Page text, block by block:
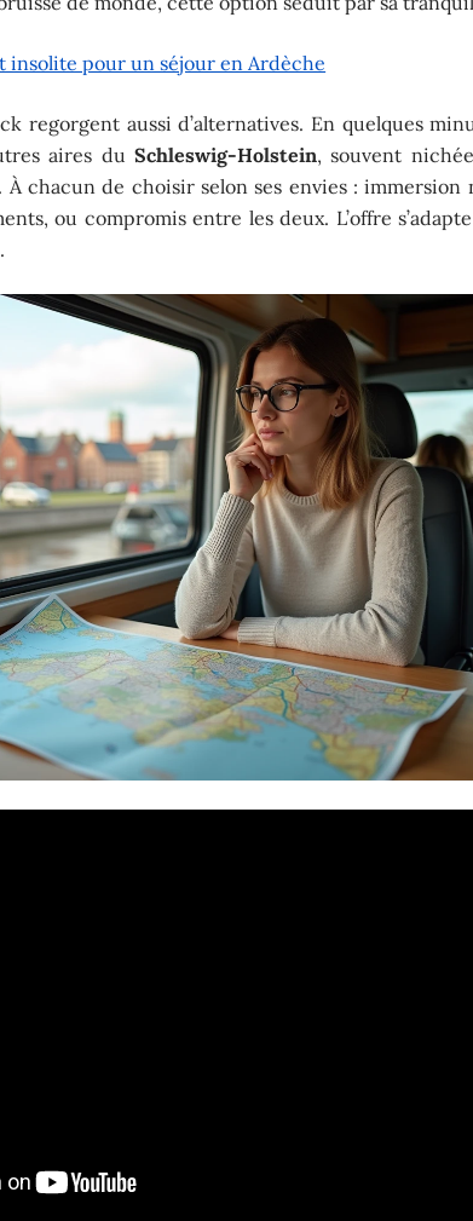
insolite pour un séjour en Ardèche
regorgent aussi d’alternatives. En quelques
aires du Schleswig-Holstein, souvent
chacun de choisir selon ses envies : immersion
ou compromis entre les deux. L’offre